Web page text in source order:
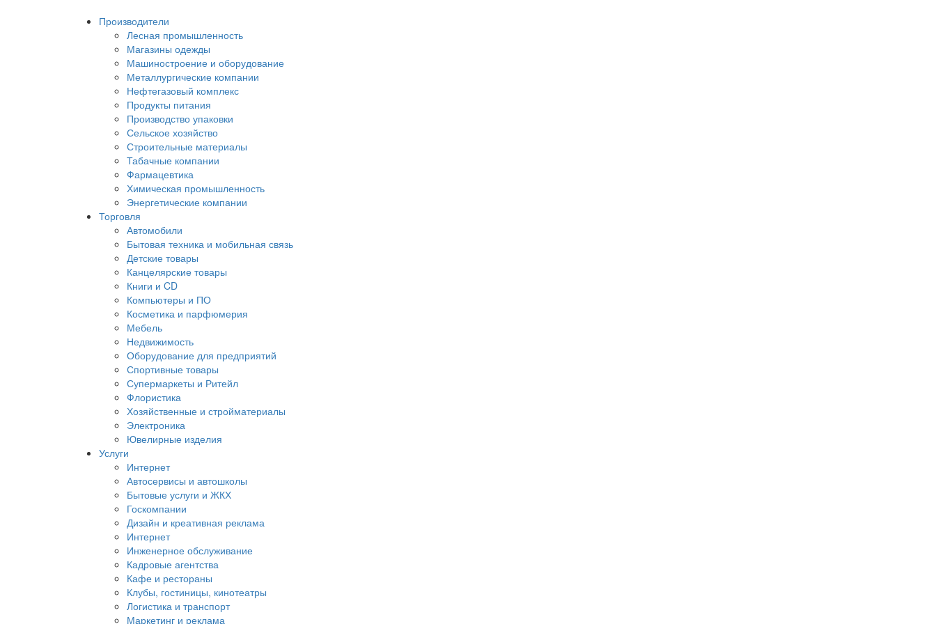
Производители
Лесная промышленность
Магазины одежды
Машиностроение и оборудование
Металлургические компании
Нефтегазовый комплекс
Продукты питания
Производство упаковки
Сельское хозяйство
Строительные материалы
Табачные компании
Фармацевтика
Химическая промышленность
Энергетические компании
Торговля
Автомобили
Бытовая техника и мобильная связь
Детские товары
Канцелярские товары
Книги и CD
Компьютеры и ПО
Косметика и парфюмерия
Мебель
Недвижимость
Оборудование для предприятий
Спортивные товары
Супермаркеты и Ритейл
Флористика
Хозяйственные и стройматериалы
Электроника
Ювелирные изделия
Услуги
Интернет
Автосервисы и автошколы
Бытовые услуги и ЖКХ
Госкомпании
Дизайн и креативная реклама
Интернет
Инженерное обслуживание
Кадровые агентства
Кафе и рестораны
Клубы, гостиницы, кинотеатры
Логистика и транспорт
Маркетинг и реклама